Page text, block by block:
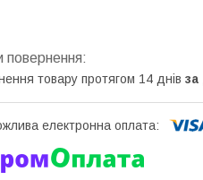
товару протягом 14 днів